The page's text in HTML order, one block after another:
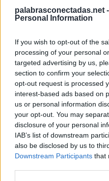
palabrasconectadas.net -
Personal Information
If you wish to opt-out of the
processing of your personal
targeted advertising by us,
section to confirm your
opt-out request is processed
interest-based ads based on
us or personal information
your opt-out. You may
disclosure of your personal
IAB’s list of downstream
also be disclosed by us to
Downstream Participants that
G
U L
A
L
U P
A
P
U R
A
L
U G A
R
G
R U P A
Palabras extra:
P
U L G
A
P
U L G A
P
U R G
A
G
R U P
A